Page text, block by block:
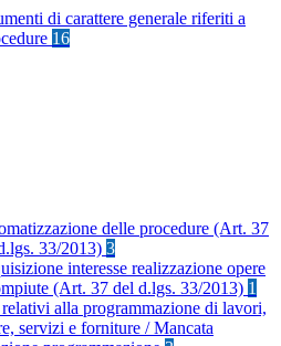
di carattere generale riferiti a
16
delle procedure (Art. 37
33/2013) 3
interesse realizzazione opere
(Art. 37 del d.lgs. 33/2013) 1
alla programmazione di lavori,
servizi e forniture / Mancata